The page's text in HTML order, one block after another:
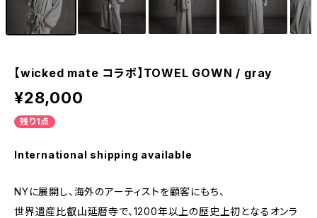
【wicked mate コラボ】TOWEL GOWN / gray
¥28,000
残り1点
International shipping available
NYに展開し、海外のアーティストを顧客にもち、
世界遺産比叡山延暦寺で、1200年以上の歴史上初となるオンラ